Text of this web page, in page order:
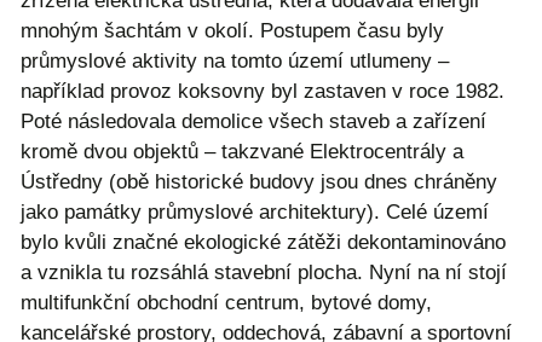
mnohým šachtám v okolí. Postupem času byly
průmyslové aktivity na tomto území utlumeny –
například provoz koksovny byl zastaven v roce 1982.
Poté následovala demolice všech staveb a zařízení
kromě dvou objektů – takzvané Elektrocentrály a
Ústředny (obě historické budovy jsou dnes chráněny
jako památky průmyslové architektury). Celé území
bylo kvůli značné ekologické zátěži dekontaminováno
a vznikla tu rozsáhlá stavební plocha. Nyní na ní stojí
multifunkční obchodní centrum, bytové domy,
kancelářské prostory, oddechová, zábavní a sportovní